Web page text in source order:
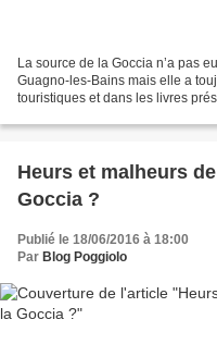
La source de la Goccia n’a pas
Guagno-les-Bains mais elle a
touristiques et dans les livres
Heurs et malheurs
Goccia ?
Publié le 18/06/2016 à 18:00
Par Blog Poggiolo